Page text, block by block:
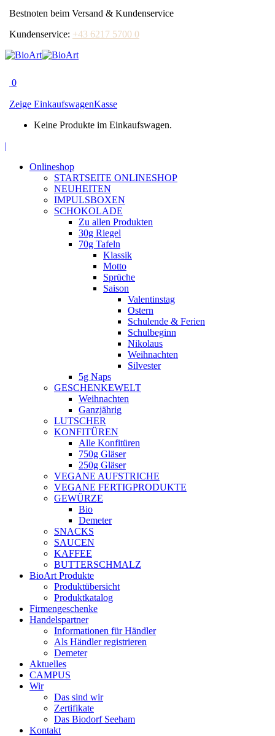
Bestnoten beim Versand & Kundenservice
Kundenservice: +43 6217 5700 0
0
Zeige EinkaufswagenKasse
Keine Produkte im Einkaufswagen.
opens
|
Onlineshop
STARTSEITE ONLINESHOP
NEUHEITEN
IMPULSBOXEN
SCHOKOLADE
Zu allen Produkten
30g Riegel
70g Tafeln
Klassik
Motto
Sprüche
Saison
Valentinstag
Ostern
Schulende & Ferien
Schulbeginn
Nikolaus
Weihnachten
Silvester
5g Naps
GESCHENKEWELT
Weihnachten
Ganzjährig
LUTSCHER
KONFITÜREN
Alle Konfitüren
750g Gläser
250g Gläser
VEGANE AUFSTRICHE
VEGANE FERTIGPRODUKTE
GEWÜRZE
Bio
Demeter
SNACKS
SAUCEN
KAFFEE
BUTTERSCHMALZ
BioArt Produkte
Produktübersicht
Produktkatalog
Firmengeschenke
Handelspartner
Informationen für Händler
Als Händler registrieren
Demeter
Aktuelles
CAMPUS
Wir
Das sind wir
Zertifikate
Das Biodorf Seeham
Kontakt